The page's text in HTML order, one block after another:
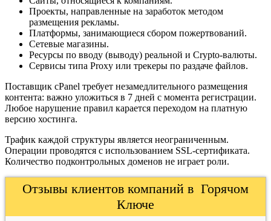
Проекты, направленные на заработок методом
размещения рекламы.
Платформы, занимающиеся сбором пожертвований.
Сетевые магазины.
Ресурсы по вводу (выводу) реальной и Crypto-валюты.
Сервисы типа Proxy или трекеры по раздаче файлов.
Поставщик cPanel требует незамедлительного размещения
контента: важно уложиться в 7 дней с момента регистрации.
Любое нарушение правил карается переходом на платную
версию хостинга.
Трафик каждой структуры является неограниченным.
Операции проводятся с использованием SSL-сертификата.
Количество подконтрольных доменов не играет роли.
Отзывы клиентов компаний в Горячом
Ключе